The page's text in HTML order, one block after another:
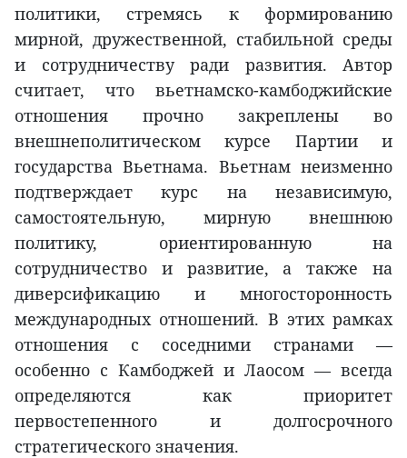
политики, стремясь к формированию
мирной, дружественной, стабильной среды
и сотрудничеству ради развития. Автор
считает, что вьетнамско-камбоджийские
отношения прочно закреплены во
внешнеполитическом курсе Партии и
государства Вьетнама. Вьетнам неизменно
подтверждает курс на независимую,
самостоятельную, мирную внешнюю
политику, ориентированную на
сотрудничество и развитие, а также на
диверсификацию и многосторонность
международных отношений. В этих рамках
отношения с соседними странами —
особенно с Камбоджей и Лаосом — всегда
определяются как приоритет
первостепенного и долгосрочного
стратегического значения.